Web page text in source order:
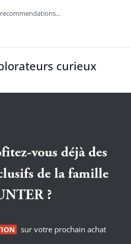
curieux
vous déjà des
de la famille
?
sur votre prochain achat